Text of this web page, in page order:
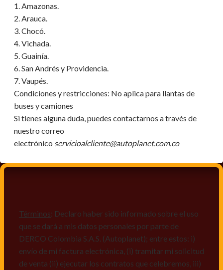
1. Amazonas.
2. Arauca.
3. Chocó.
4. Vichada.
5. Guainía.
6. San Andrés y Providencia.
7. Vaupés.
Condiciones y restricciones: No aplica para llantas de
buses y camiones
Si tienes alguna duda, puedes contactarnos a través de
nuestro correo
electrónico servicioalcliente@autoplanet.com.co
Términos: Declaro haber sido informado sobre el uso
que se dará a mis datos personales por parte de
DERCO Colombia S.A.S. (Autoplanet); entre estos: i)
envío de mi factura electrónica, (i) tramitar mi solicitud
de venta (ii) ejecutar los contratos que celebremos, iii)